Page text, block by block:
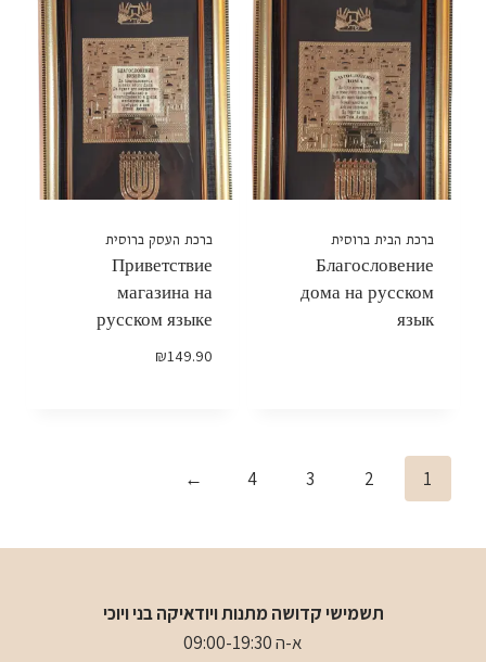
ברכת הבית ברוסית
Благословение
дома на русском
язык
ברכת העסק ברוסית
Приветствие
магазина на
русском языке
₪149.90
1
2
3
4
←
תשמישי קדושה מתנות ויודאיקה בני ויוכי
א-ה 09:00-19:30